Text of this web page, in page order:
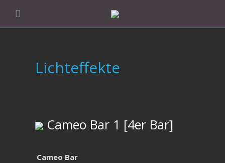
Lichteffekte
Cameo Bar 1 [4er Bar]
Cameo Bar